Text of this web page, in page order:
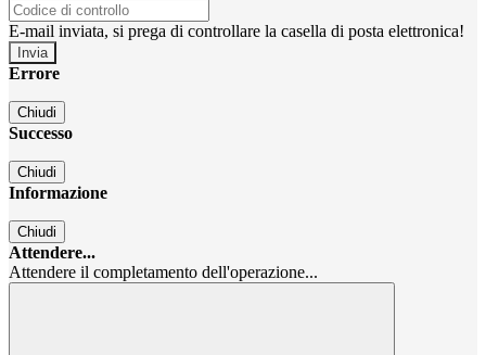
E-mail inviata, si prega di controllare la casella di posta elettronica!
Errore
Chiudi
Successo
Chiudi
Informazione
Chiudi
Attendere...
Attendere il completamento dell'operazione...